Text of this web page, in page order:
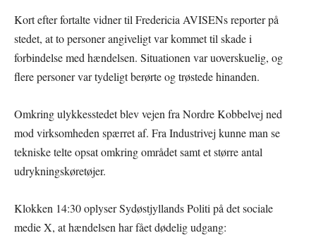
Kort efter fortalte vidner til Fredericia AVISENs reporter på
stedet, at to personer angiveligt var kommet til skade i
forbindelse med hændelsen. Situationen var uoverskuelig, og
flere personer var tydeligt berørte og trøstede hinanden.
Omkring ulykkesstedet blev vejen fra Nordre Kobbelvej ned
mod virksomheden spærret af. Fra Industrivej kunne man se
tekniske telte opsat omkring området samt et større antal
udrykningskøretøjer.
Klokken 14:30 oplyser Sydøstjyllands Politi på det sociale
medie X, at hændelsen har fået dødelig udgang: